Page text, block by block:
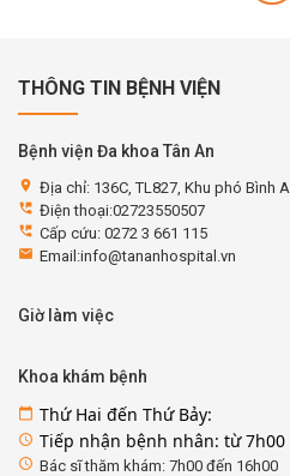
THÔNG TIN BỆNH VIỆN
Bệnh viện Đa khoa Tân An
location_on Địa chỉ: 136C, TL827, Khu phó Bình
perm_phone_msg Điện thoại:02723550507
perm_phone_msg Cấp cứu: 0272 3 661 115
email Email:info@tananhospital.vn
Giờ làm việc
Khoa khám bệnh
calendar_today Thứ Hai đến Thứ Bảy:
access_time Tiếp nhận bệnh nhân: từ 7h00
access_time Bác sĩ thăm khám: 7h00 đến 16h00